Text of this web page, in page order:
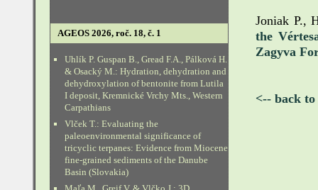
Joniak P.,
the
Zagyva
<-- back to
AGEOS 2026, roč. 18, č. 1
Uhlík P. Guspan B., Gread F.A., Pálková H.
& Osacký M.: Hydration, dehydration and
dehydroxylation of bentonite from Lutila
I deposit, Kremnické Vrchy Mts., Western
Carpathians
Vlček T.: Evaluating the
paleoenvironmental significance of
tricyclic terpanes: Evidence from Miocene
fine-grained sediments of the Danube
Basin (Slovakia)